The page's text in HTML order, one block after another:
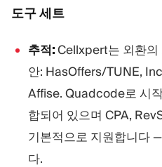
도구 세트
추적:Cellxpert는 외환의
안: HasOffers/TUNE,
Affise. Quadcode로 시
합되어 있으며 CPA,
기본적으로 지원합니다
다.